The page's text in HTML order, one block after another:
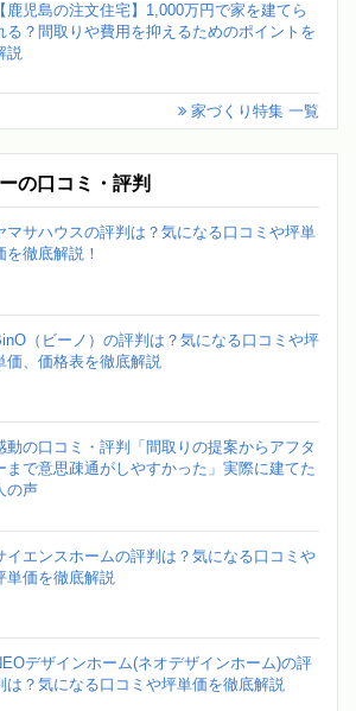
【鹿児島の注文住宅】1,000万円で家を建てら
る？間取りや費用を抑えるためのポイントを
説
家づくり特集 一覧
の口コミ・評判
マサハウスの評判は？気になる口コミや坪単
を徹底解説！
（ビーノ）の評判は？気になる口コミや坪
価、価格表を徹底解説
動の口コミ・評判「間取りの提案からアフタ
まで意思疎通がしやすかった」実際に建てた
の声
イエンスホームの評判は？気になる口コミや
単価を徹底解説
デザインホーム(ネオデザインホーム)の評
は？気になる口コミや坪単価を徹底解説